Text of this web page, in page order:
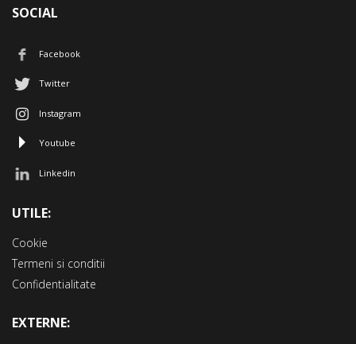
SOCIAL
Facebook
Twitter
Instagram
Youtube
Linkedin
UTILE:
Cookie
Termeni si conditii
Confidentialitate
EXTERNE: